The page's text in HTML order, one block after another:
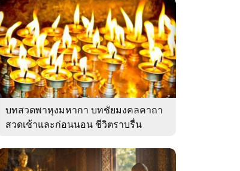
บทสวดพาหุงมหากา บทชัยมงคลคาถา
สวดเช้าและก่อนนอน ชีวิตราบรื่น